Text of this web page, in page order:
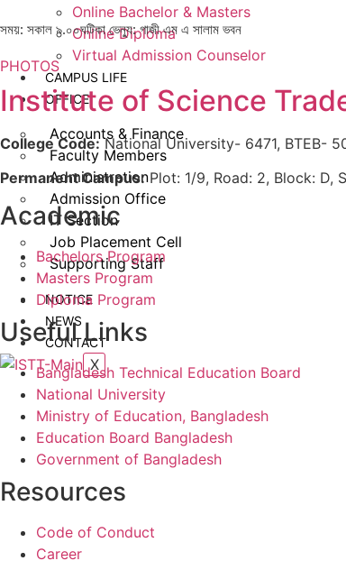
Online Bachelor & Masters
Online Diploma
Virtual Admission Counselor
CAMPUS LIFE
OFFICE
Accounts & Finance
Faculty Members
Administration
Admission Office
IT Section
Job Placement Cell
Supporting Staff
NOTICE
NEWS
CONTACT
X
সময়: সকাল ৯.০০ঘটিকাভেন্যু: গাজী এম এ সালাম ভবন
PHOTOS
Institute of Science
College Code:National University- 6471, BTEB-
Permanent Campus:Plot: 1/9, Road: 2, Block: D,
Academic
Bachelors Program
Masters Program
Diploma Program
Useful Links
Bangladesh Technical Education Board
National University
Ministry of Education, Bangladesh
Education Board Bangladesh
Government of Bangladesh
Resources
Code of Conduct
Career